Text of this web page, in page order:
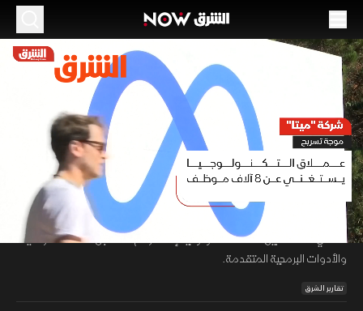
00:12 /01:36
الموسم 2026
شركة ميتا.. موجة تسريح
21 مايو 2026 01:35
تقارير الشرق
تواصل ميتا إعادة هيكلة أعمالها عالميا عبر تقليص وظائف وإعادة توزيع
موظفين على مشاريع الذكاء الاصطناعي، ضمن استراتيجية يقودها مارك
زوكربيرغ لتسريع تطوير الأنظمة الذكية وتعزيز قدرات الشركة التقنية وسط سباق
عالمي متصاعد بين عمالقة التكنولوجيا لإعادة رسم مستقبل الخدمات الرقمية
والأدوات البرمجية المتقدمة.
تقارير الشرق